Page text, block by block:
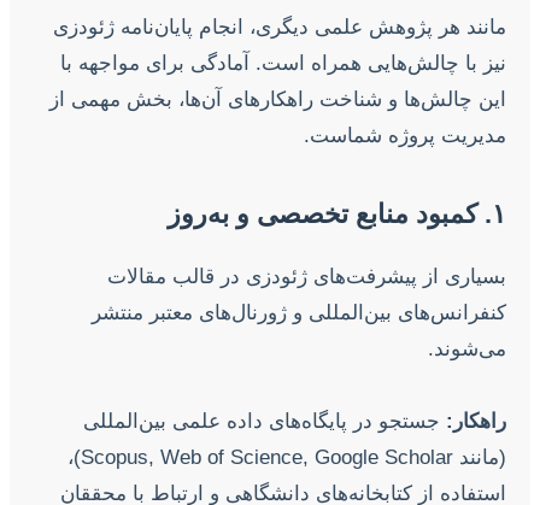
مانند هر پژوهش علمی دیگری، انجام پایان‌نامه ژئودزی
نیز با چالش‌هایی همراه است. آمادگی برای مواجهه با
این چالش‌ها و شناخت راهکارهای آن‌ها، بخش مهمی از
مدیریت پروژه شماست.
۱. کمبود منابع تخصصی و به‌روز
بسیاری از پیشرفت‌های ژئودزی در قالب مقالات
کنفرانس‌های بین‌المللی و ژورنال‌های معتبر منتشر
می‌شوند.
راهکار: جستجو در پایگاه‌های داده علمی بین‌المللی
(مانند Scopus, Web of Science, Google Scholar)،
استفاده از کتابخانه‌های دانشگاهی و ارتباط با محققان